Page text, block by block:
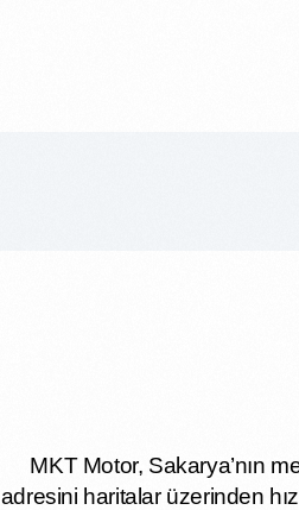
MKT Motor, Sakarya’nın
adresini haritalar üzerinden